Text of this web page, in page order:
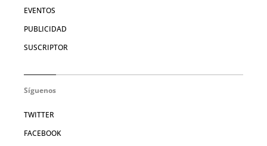
EVENTOS
PUBLICIDAD
SUSCRIPTOR
Síguenos
TWITTER
FACEBOOK